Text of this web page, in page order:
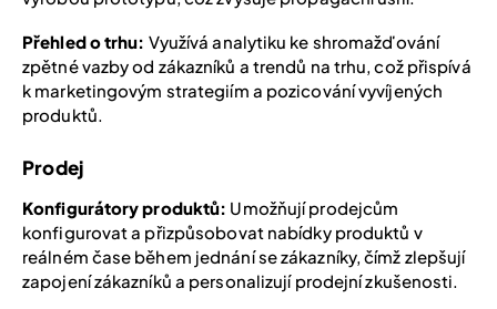
Přehled o trhu: Využívá analytiku ke shromažďování
zpětné vazby od zákazníků a trendů na trhu, což přispívá
k marketingovým strategiím a pozicování vyvíjených
produktů.
Prodej
Konfigurátory produktů: Umožňují prodejcům
konfigurovat a přizpůsobovat nabídky produktů v
reálném čase během jednání se zákazníky, čímž zlepšují
zapojení zákazníků a personalizují prodejní zkušenosti.